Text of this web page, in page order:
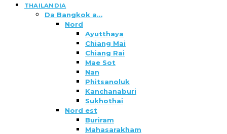
THAILANDIA
Da Bangkok a…
Nord
Ayutthaya
Chiang Mai
Chiang Rai
Mae Sot
Nan
Phitsanoluk
Kanchanaburi
Sukhothai
Nord est
Buriram
Mahasarakham